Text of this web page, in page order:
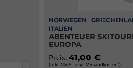
i
NORWEGEN |
ITALIEN
ABENTEUER
EUROPA
Preis: 41,00 €
(inkl. MwSt. zzgl. Versandkosten*)